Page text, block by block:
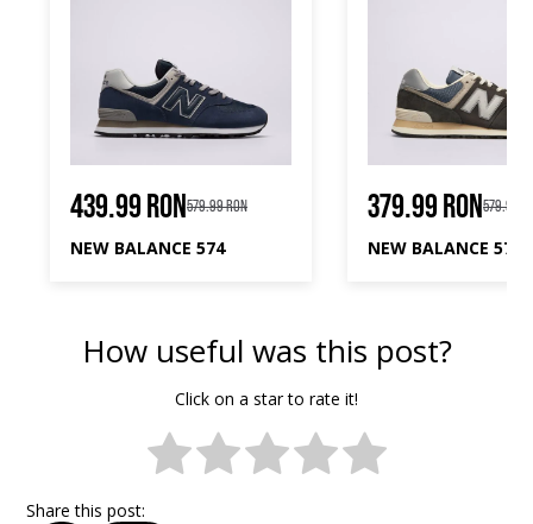
439.99 RON579.99 RON
NEW BALANCE 574
379.99 RON579.99
NEW BALANCE 574
How useful was this post?
Click on a star to rate it!
Share this post: